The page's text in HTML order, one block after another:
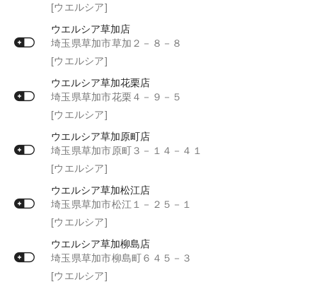
[ウエルシア]
ウエルシア草加店
埼玉県草加市草加２－８－８
[ウエルシア]
ウエルシア草加花栗店
埼玉県草加市花栗４－９－５
[ウエルシア]
ウエルシア草加原町店
埼玉県草加市原町３－１４－４１
[ウエルシア]
ウエルシア草加松江店
埼玉県草加市松江１－２５－１
[ウエルシア]
ウエルシア草加柳島店
埼玉県草加市柳島町６４５－３
[ウエルシア]